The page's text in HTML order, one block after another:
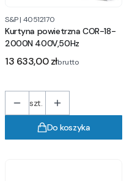
S&P| 40512170
Kurtyna powietrzna COR-18-
2000N 400V,50Hz
Cena
13 633,00 złbrutto
szt.
Do koszyka